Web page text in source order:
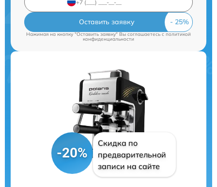
Оставить заявку
Нажимая на кнопку "Оставить заявку" Вы соглашаетесь cполитикой
конфиденциальности
-20%
Скидка по
предварительной
записи на сайте